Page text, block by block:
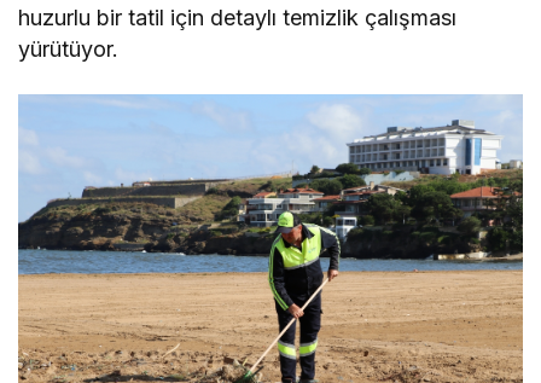
huzurlu bir tatil için detaylı temizlik çalışması
yürütüyor.